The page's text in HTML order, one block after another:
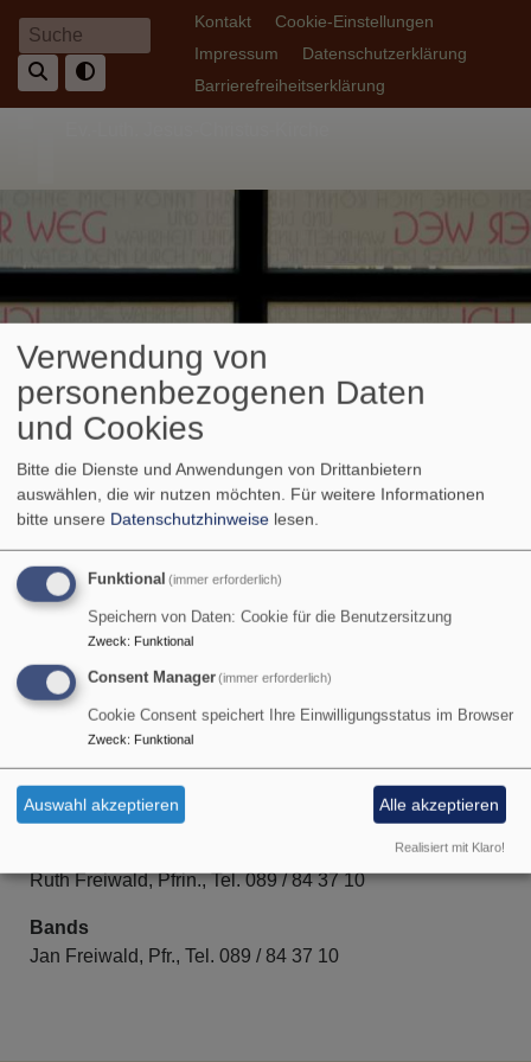
Direkt
zum
Inhalt
Suche Fußbereichsmenü
Kontakt
Cookie-Einstellungen
Impressum
Datenschutzerklärung
Barrierefreiheitserklärung
Hauptnavigation
Breadcrumb
Startseite Gemeinde Musikalische Leitung
Musikalische Leitung
Posaunenchor
Dr. Klaus Gierens
Jugendchor
Jan Freiwald, Pfr.,
Ruth Freiwald, Pfrin.,Tel. 089 / 84 37 10
Bands
Jan Freiwald, Pfr., Tel. 089 / 84 37 10
Verwendung von
personenbezogenen Daten
und Cookies
Bitte die Dienste und Anwendungen von Drittanbietern
auswählen, die wir nutzen möchten. Für weitere Informationen
bitte unsere Datenschutzhinweise lesen.
Funktional (immer erforderlich)
Speichern von Daten: Cookie für die Benutzersitzung
Zweck: Funktional
Consent Manager(immer erforderlich)
Cookie Consent speichert Ihre Einwilligungsstatus im Browser
Zweck: Funktional
Auswahl akzeptieren Alle akzeptieren
Realisiert mit Klaro!